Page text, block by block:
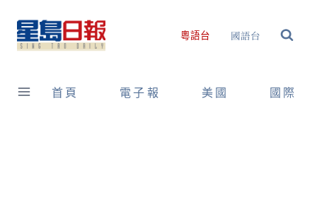
content
粵語台 國語台
首頁 電子報 美國 國際